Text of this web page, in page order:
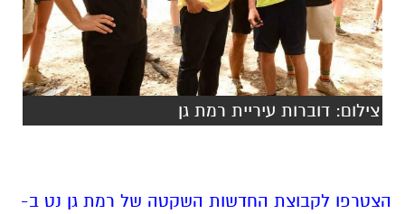
צילום: דוברות עיריית רמת גן
הצטרפו לקבוצת החדשות השקטה של רמת גן נט ב-